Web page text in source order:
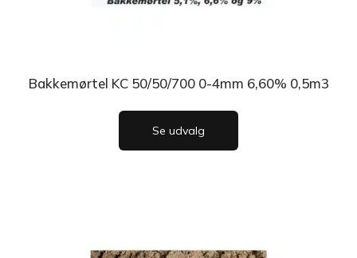
Bakkemørtel KC 50/50/700 0-4mm 6,60% 0,5m3
Se udvalg